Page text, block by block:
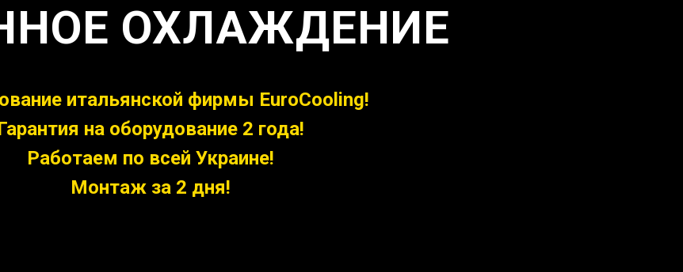
ОХЛАЖДЕНИЕ
итальянской фирмы EuroCooling!
арантия на оборудование 2 года!
Работаем по всей Украине!
Монтаж за 2 дня!